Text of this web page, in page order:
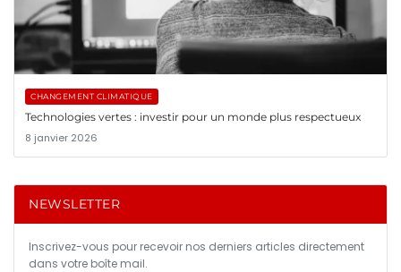
CHANGEMENT CLIMATIQUE
Technologies vertes : investir pour un monde plus respectueux
8 janvier 2026
NEWSLETTER
Inscrivez-vous pour recevoir nos derniers articles directement
dans votre boîte mail.